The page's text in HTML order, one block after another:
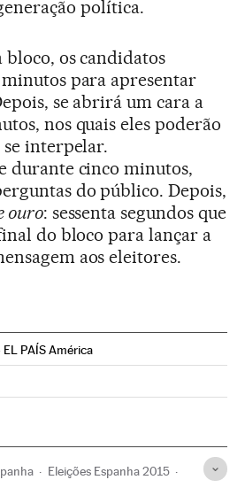
política.
os candidatos
para apresentar
se abrirá um cara a
nos quais eles poderão
interpelar.
durante cinco minutos,
do público. Depois,
ouro: sessenta segundos que
do bloco para lançar a
aos eleitores.
PAÍS América
en Twitter
Brasil en Instagram
El País Brasil en Facebook
Eleições Espanha 2015